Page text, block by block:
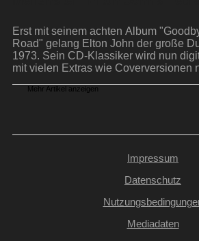
Erst mit seinem achten Album
Road" gelang Elton John der große
1973. Sein CD-Klassiker wird nun
mit vielen Extras wie Coverversionen
Mehr Artikel anzeigen
Impressum
Datenschutz
Mediadaten